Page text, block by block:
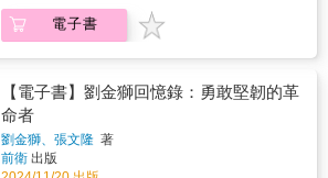
頓，還要忍受心靈上的孤獨與失落。然而，這
段落魄的經歷並未讓他失去對未來的信心。相
反，他憑藉著堅韌和智慧，逐漸在香港和日本
商業市場站穩腳跟，從寄人籬下的流亡者，蛻
變成實現財富自由的成功商人。邱永漢的故事
並非只是政治抗爭的紀實，也是關於如何在逆
境中奮鬥、找到成功之路的啟示。他在書中反
思了自己從政治激進分子到商業奇才的轉變，
於宜蘭蘇澳猴猴，童年便目睹了二二八事件的
血腥屠殺。十三歲工作時，聽聞「思想犯」一
台會」被捕，經歷了嚴酷的審訊和十年的牢獄
生活。出獄後，在經營皮革事業的同時，熱心
支持黨外運動，曾積極為郭雨新、盧修一、李
應元等人助選，是黨外運動中不可或缺的力
量。1987年，與志同道合的難友創立「台灣政
電子書
【電子書】劉金獅回憶錄：勇敢堅韌的革
命者
劉金獅、張文隆 著
前衛 出版